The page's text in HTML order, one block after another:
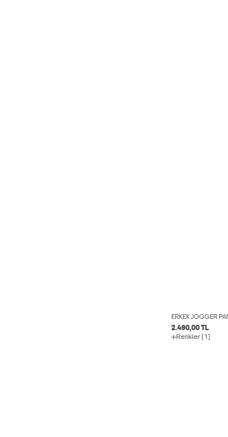
ERKEK JOGGER
2.490,00 TL
Renkler (1)